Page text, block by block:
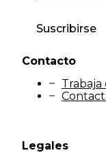
Suscribirse
Contacto
Trabaja
Legales